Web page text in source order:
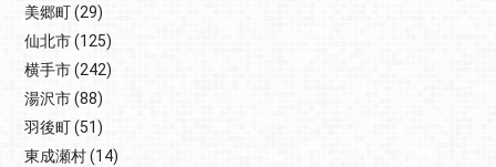
美郷町(29)
仙北市(125)
横手市(242)
湯沢市(88)
羽後町(51)
東成瀬村(14)